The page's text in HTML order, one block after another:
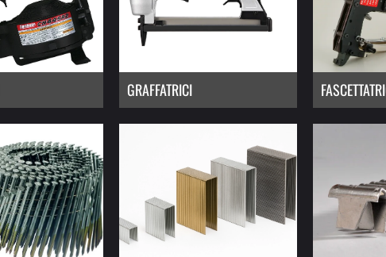
GRAFFATRICI